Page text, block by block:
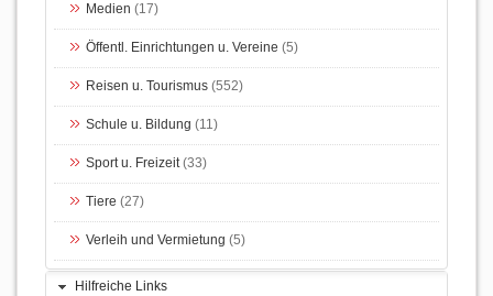
Medien (17)
Öffentl. Einrichtungen u. Vereine (5)
Reisen u. Tourismus (552)
Schule u. Bildung (11)
Sport u. Freizeit(33)
Tiere (27)
Verleih und Vermietung (5)
Hilfreiche Links